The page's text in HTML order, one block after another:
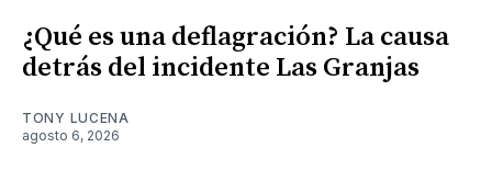
¿Qué es una deflagración? La causa
detrás del incidente Las Granjas
TONY LUCENA
agosto 6, 2026